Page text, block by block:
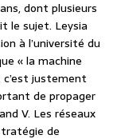
dont plusieurs
le sujet. Leysia
à l’université du
« la machine
justement
de propager
V. Les réseaux
de